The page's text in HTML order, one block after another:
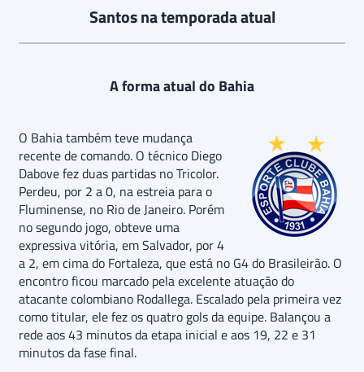
Santos na temporada atual
A forma atual do Bahia
O Bahia também teve mudança
recente de comando. O técnico Diego
Dabove fez duas partidas no Tricolor.
Perdeu, por 2 a 0, na estreia para o
Fluminense, no Rio de Janeiro. Porém
no segundo jogo, obteve uma
expressiva vitória, em Salvador, por 4
a 2, em cima do Fortaleza, que está no G4 do Brasileirão. O
encontro ficou marcado pela excelente atuação do
atacante colombiano Rodallega. Escalado pela primeira vez
como titular, ele fez os quatro gols da equipe. Balançou a
rede aos 43 minutos da etapa inicial e aos 19, 22 e 31
minutos da fase final.